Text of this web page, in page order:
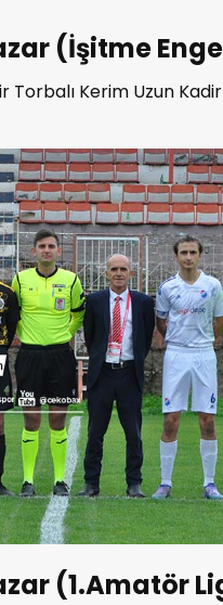
(İşitme
Torbalı Kerim Uzun
(1.Amatör